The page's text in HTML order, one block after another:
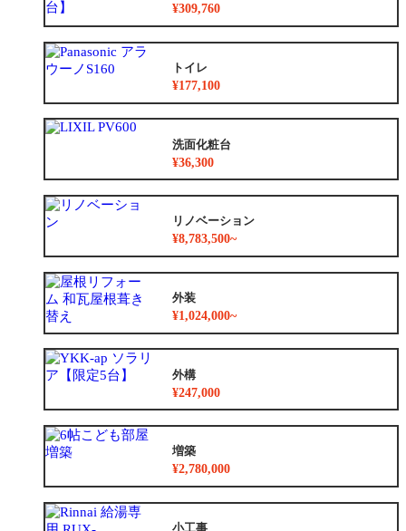
¥309,760
トイレ
¥177,100
洗面化粧台
¥36,300
リノベーション
¥8,783,500~
外装
¥1,024,000~
外構
¥247,000
増築
¥2,780,000
小工事